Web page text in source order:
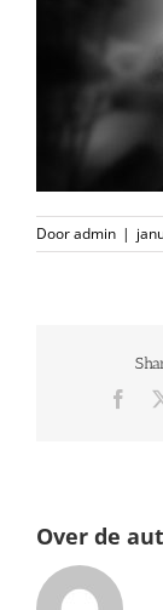
Dooradmin |
Over de